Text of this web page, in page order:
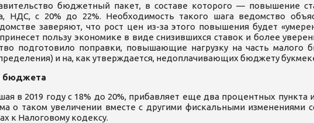
бюджетный пакет, в составе которого — повышение
НДС, с 20% до 22%. Необходимость такого шага ведомство
заверяют, что рост цен из-за этого повышения будет
пользу экономике в виде снизившихся ставок и более
подготовило поправки, повышающие нагрузку на часть малого
и на, как утверждается, недоплачивающих бюджету
бюджета
в 2019 году с 18% до 20%, прибавляет еще два процентных пункта
о таком увеличении вместе с другими фискальными изменениями
к Налоговому кодексу.